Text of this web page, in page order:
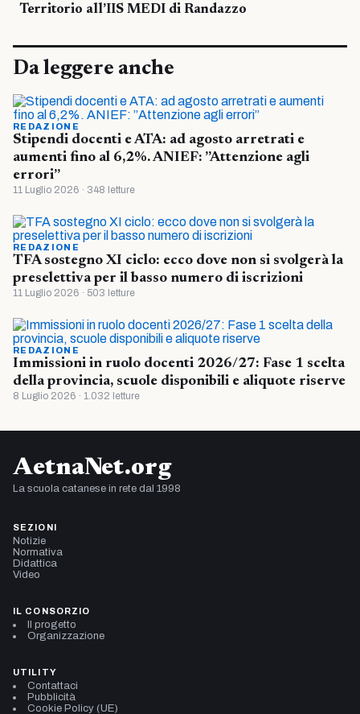
Territorio all’IIS MEDI di Randazzo
Da leggere anche
REDAZIONE
Stipendi docenti e ATA: ad agosto arretrati e
aumenti fino al 6,2%. ANIEF: ”Attenzione agli
errori”
11 Luglio 2026 · 348 letture
REDAZIONE
TFA sostegno XI ciclo: ecco dove non si svolgerà la
preselettiva per il basso numero di iscrizioni
11 Luglio 2026 · 503 letture
REDAZIONE
Immissioni in ruolo docenti 2026/27: Fase 1 scelta
della provincia, scuole disponibili e aliquote riserve
8 Luglio 2026 · 1.032 letture
AetnaNet.org
La scuola catanese in rete dal 1998
SEZIONI
Notizie
Normativa
Didattica
Video
IL CONSORZIO
Il progetto
Organizzazione
UTILITY
Contattaci
Pubblicità
Cookie Policy (UE)